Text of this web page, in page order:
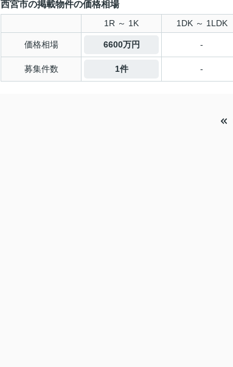
西宮市の掲載物件の価格相場
1R ～ 1K 1DK ～ 1LDK
価格相場 6600万円 -
募集件数 1件 -